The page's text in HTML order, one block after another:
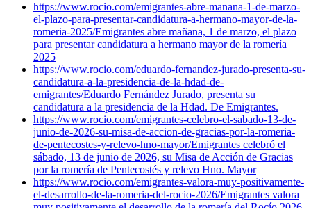
https://www.rocio.com/emigrantes-abre-manana-1-de-marzo-
el-plazo-para-presentar-candidatura-a-hermano-mayor-de-la-
romeria-2025/Emigrantes abre mañana, 1 de marzo, el plazo
para presentar candidatura a hermano mayor de la romería
2025
https://www.rocio.com/eduardo-fernandez-jurado-presenta-su-
candidatura-a-la-presidencia-de-la-hdad-de-
emigrantes/Eduardo Fernández Jurado, presenta su
candidatura a la presidencia de la Hdad. De Emigrantes.
https://www.rocio.com/emigrantes-celebro-el-sabado-13-de-
junio-de-2026-su-misa-de-accion-de-gracias-por-la-romeria-
de-pentecostes-y-relevo-hno-mayor/Emigrantes celebró el
sábado, 13 de junio de 2026, su Misa de Acción de Gracias
por la romería de Pentecostés y relevo Hno. Mayor
https://www.rocio.com/emigrantes-valora-muy-positivamente-
el-desarrollo-de-la-romeria-del-rocio-2026/Emigrantes valora